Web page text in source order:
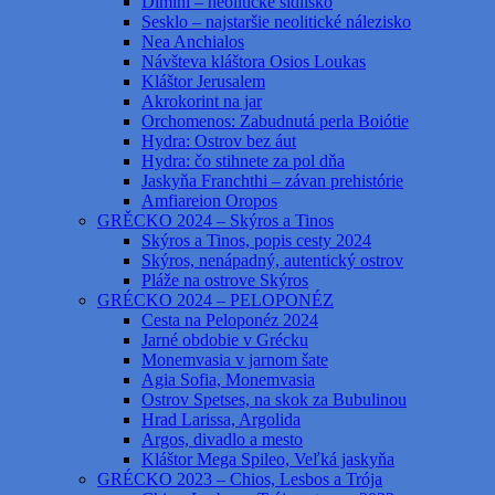
Sesklo – najstaršie neolitické nálezisko
Nea Anchialos
Návšteva kláštora Osios Loukas
Kláštor Jerusalem
Akrokorint na jar
Orchomenos: Zabudnutá perla Boiótie
Hydra: Ostrov bez áut
Hydra: čo stihnete za pol dňa
Jaskyňa Franchthi – závan prehistórie
Amfiareion Oropos
GRĚCKO 2024 – Skýros a Tinos
Skýros a Tinos, popis cesty 2024
Skýros, nenápadný, autentický ostrov
Pláže na ostrove Skýros
GRÉCKO 2024 – PELOPONÉZ
Cesta na Peloponéz 2024
Jarné obdobie v Grécku
Monemvasia v jarnom šate
Agia Sofia, Monemvasia
Ostrov Spetses, na skok za Bubulinou
Hrad Larissa, Argolida
Argos, divadlo a mesto
Kláštor Mega Spileo, Veľká jaskyňa
GRÉCKO 2023 – Chios, Lesbos a Trója